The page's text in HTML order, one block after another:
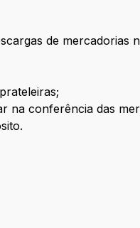
de mercadorias
conferência das